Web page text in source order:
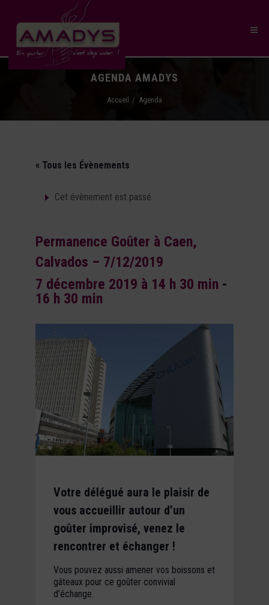
AGENDA AMADYS
Accueil Agenda
« Tous les Évènements
Cet évènement est passé.
Permanence Goûter à Caen,
Calvados – 7/12/2019
7 décembre 2019 à 14 h 30 min -
16 h 30 min
Votre délégué aura le plaisir de
vous accueillir autour d’un
goûter improvisé, venez le
rencontrer et échanger !
Vous pouvez aussi amener vos boissons et
gâteaux pour ce goûter convivial
d’échange.